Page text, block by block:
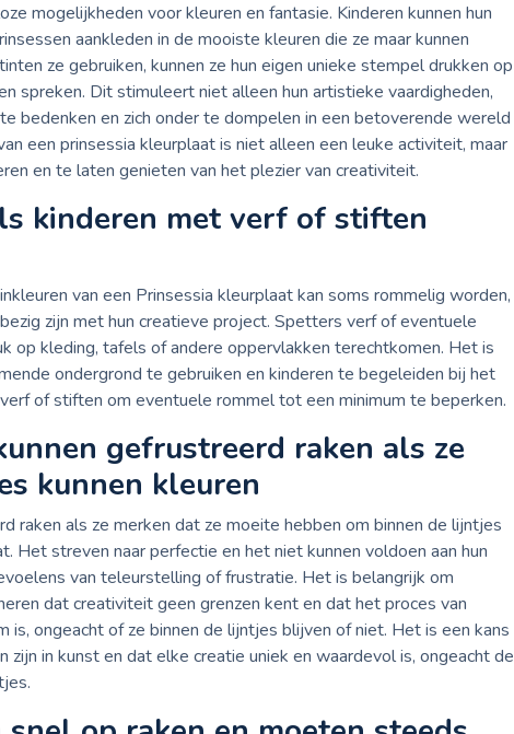
mogelijkheden voor kleuren en fantasie. Kinderen kunnen hun
aankleden in de mooiste kleuren die ze maar kunnen
ze gebruiken, kunnen ze hun eigen unieke stempel drukken op
spreken. Dit stimuleert niet alleen hun artistieke vaardigheden,
bedenken en zich onder te dompelen in een betoverende wereld
een prinsessia kleurplaat is niet alleen een leuke activiteit, maar
en te laten genieten van het plezier van creativiteit.
kinderen met verf of stiften
van een Prinsessia kleurplaat kan soms rommelig worden,
zijn met hun creatieve project. Spetters verf of eventuele
op kleding, tafels of andere oppervlakken terechtkomen. Het is
ondergrond te gebruiken en kinderen te begeleiden bij het
of stiften om eventuele rommel tot een minimum te beperken.
gefrustreerd raken als ze
kunnen kleuren
raken als ze merken dat ze moeite hebben om binnen de lijntjes
Het streven naar perfectie en het niet kunnen voldoen aan hun
van teleurstelling of frustratie. Het is belangrijk om
dat creativiteit geen grenzen kent en dat het proces van
is, ongeacht of ze binnen de lijntjes blijven of niet. Het is een kans
in kunst en dat elke creatie uniek en waardevol is, ongeacht de